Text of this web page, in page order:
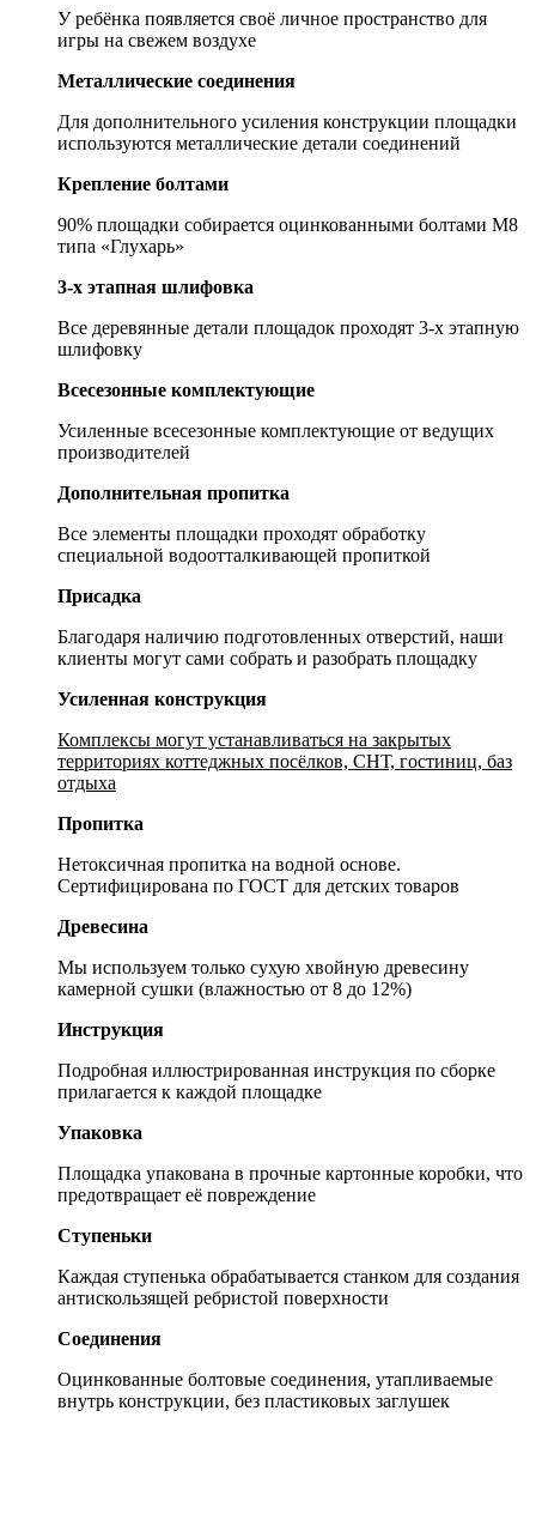
У ребёнка появляется своё личное пространство для
игры на свежем воздухе
Металлические соединения
Для дополнительного усиления конструкции площадки
используются металлические детали соединений
Крепление болтами
90% площадки собирается оцинкованными болтами М8
типа «Глухарь»
3-х этапная шлифовка
Все деревянные детали площадок проходят 3-х этапную
шлифовку
Всесезонные комплектующие
Усиленные всесезонные комплектующие от ведущих
производителей
Дополнительная пропитка
Все элементы площадки проходят обработку
специальной водоотталкивающей пропиткой
Присадка
Благодаря наличию подготовленных отверстий, наши
клиенты могут сами собрать и разобрать площадку
Усиленная конструкция
Комплексы могут устанавливаться на закрытых
территориях коттеджных посёлков, СНТ, гостиниц, баз
отдыха
Пропитка
Нетоксичная пропитка на водной основе.
Сертифицирована по ГОСТ для детских товаров
Древесина
Мы используем только сухую хвойную древесину
камерной сушки (влажностью от 8 до 12%)
Инструкция
Подробная иллюстрированная инструкция по сборке
прилагается к каждой площадке
Упаковка
Площадка упакована в прочные картонные коробки, что
предотвращает её повреждение
Ступеньки
Каждая ступенька обрабатывается станком для создания
антискользящей ребристой поверхности
Соединения
Оцинкованные болтовые соединения, утапливаемые
внутрь конструкции, без пластиковых заглушек